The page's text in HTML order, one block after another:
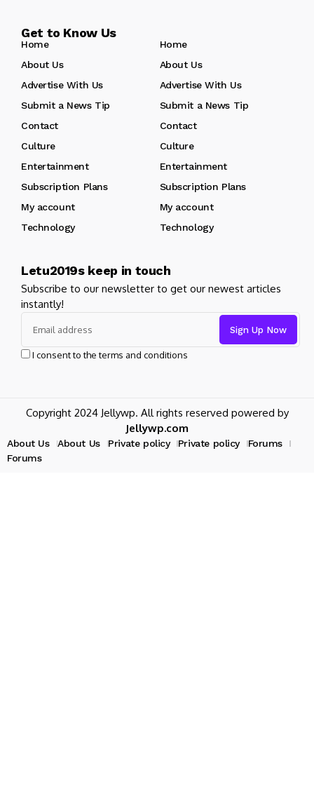
Get to Know Us
Home
Home
About Us
About Us
Advertise With Us
Advertise With Us
Submit a News Tip
Submit a News Tip
Contact
Contact
Culture
Culture
Entertainment
Entertainment
Subscription Plans
Subscription Plans
My account
My account
Technology
Technology
Letu2019s keep in touch
Subscribe to our newsletter to get our newest articles
instantly!
I consent to the terms and conditions
Copyright 2024 Jellywp. All rights reserved powered by
Jellywp.com
About Us About Us Private policy Private policy
Forums
Forums